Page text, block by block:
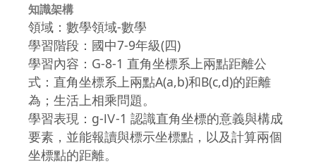
知識架構
領域：數學領域-數學
學習階段：國中7-9年級(四)
學習內容：G-8-1 直角坐標系上兩點距離公
式：直角坐標系上兩點A(a,b)和B(c,d)的距離
為；生活上相乘問題。
學習表現：g-Ⅳ-1 認識直角坐標的意義與構成
要素，並能報讀與標示坐標點，以及計算兩個
坐標點的距離。